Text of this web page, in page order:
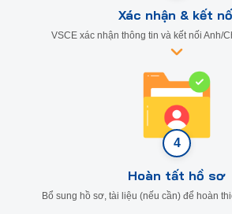
Xác nhận & kết
VSCE xác nhận thông tin và kết nối Anh/
4
Hoàn tất hồ sơ
Bổ sung hồ sơ, tài liệu (nếu cần) để hoàn